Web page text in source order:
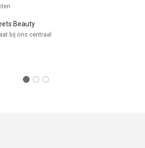
Beauty
bij ons centraal